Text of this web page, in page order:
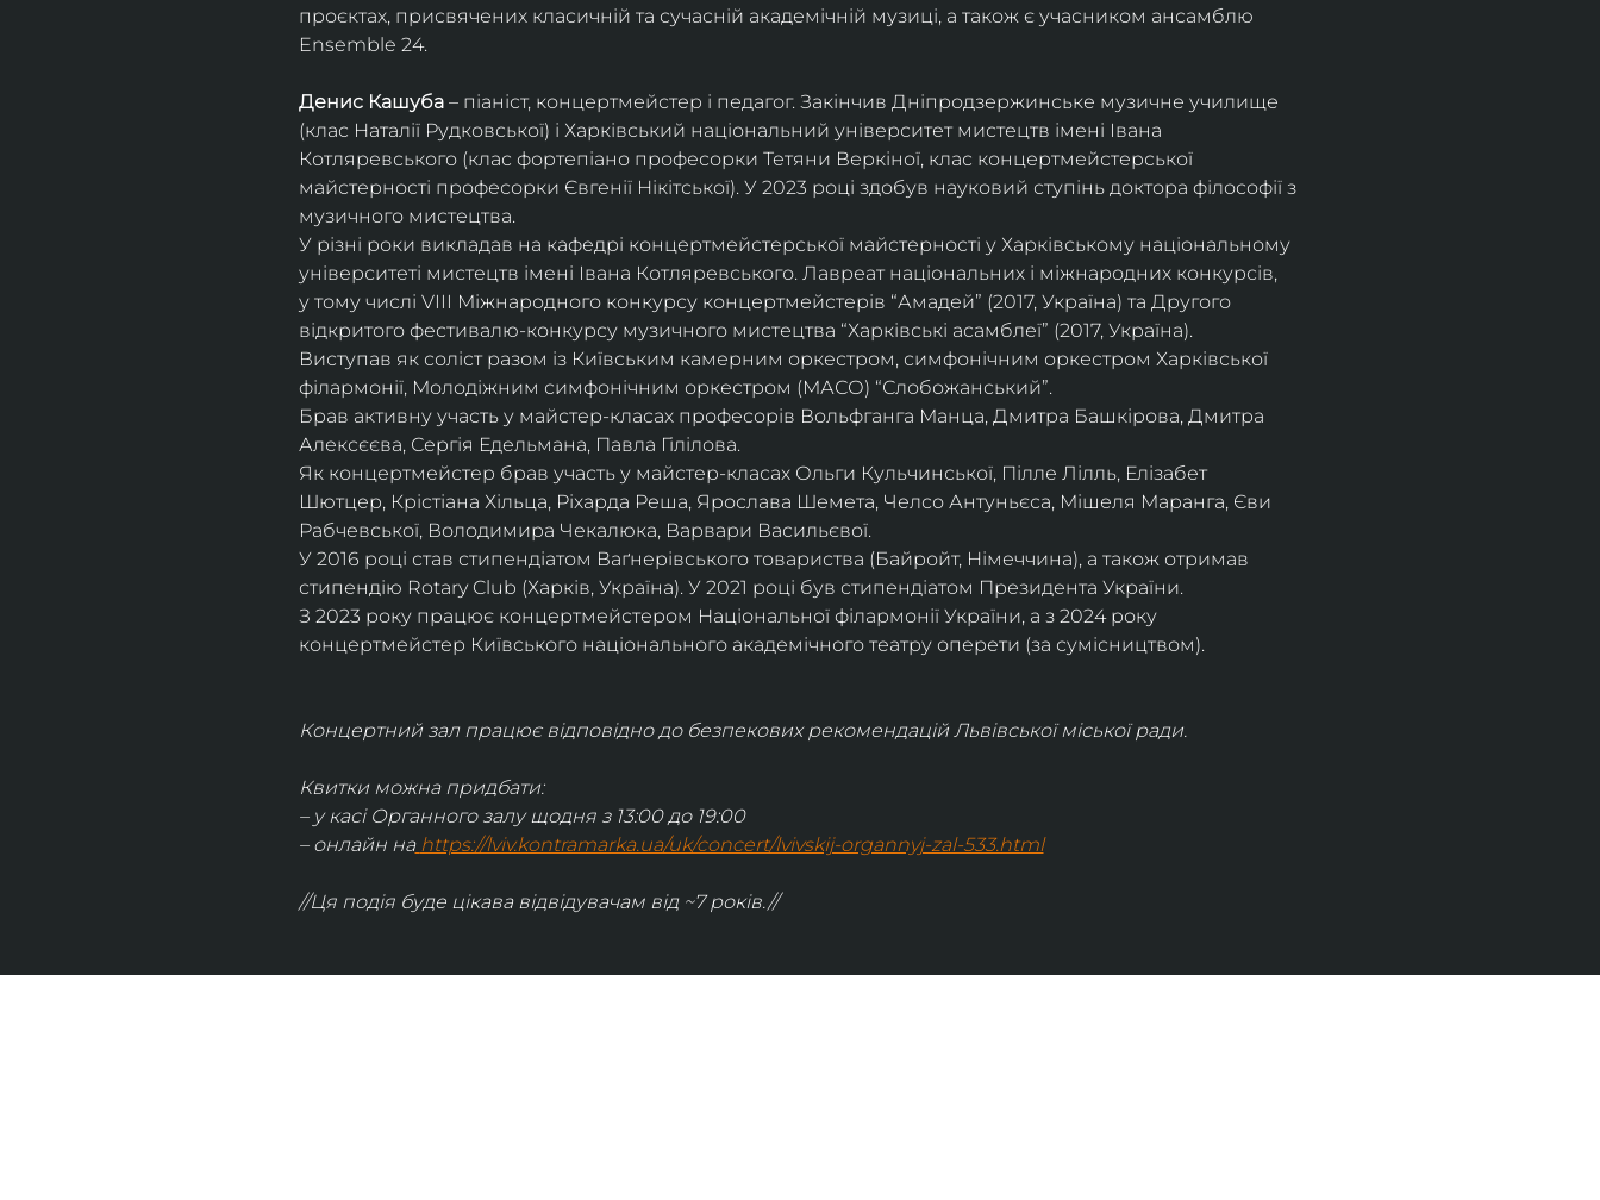
проєктах, присвячених класичній та сучасній академічній музиці, а також є учасником ансамблю
Ensemble 24.
Денис Кашуба – піаніст, концертмейстер і педагог. Закінчив Дніпродзержинське музичне училище
(клас Наталії Рудковської) і Харківський національний університет мистецтв імені Івана
Котляревського (клас фортепіано професорки Тетяни Веркіної, клас концертмейстерської
майстерності професорки Євгенії Нікітської). У 2023 році здобув науковий ступінь доктора філософії з
музичного мистецтва.
У різні роки викладав на кафедрі концертмейстерської майстерності у Харківському національному
університеті мистецтв імені Івана Котляревського. Лавреат національних і міжнародних конкурсів,
у тому числі VIII Міжнародного конкурсу концертмейстерів “Амадей” (2017, Україна) та Другого
відкритого фестивалю-конкурсу музичного мистецтва “Харківські асамблеї” (2017, Україна).
Виступав як соліст разом із Київським камерним оркестром, симфонічним оркестром Харківської
філармонії, Молодіжним симфонічним оркестром (МАСО) “Слобожанський”.
Брав активну участь у майстер-класах професорів Вольфганга Манца, Дмитра Башкірова, Дмитра
Алексєєва, Сергія Едельмана, Павла Гілілова.
Як концертмейстер брав участь у майстер-класах Ольги Кульчинської, Пілле Лілль, Елізабет
Шютцер, Крістіана Хільца, Ріхарда Реша, Ярослава Шемета, Челсо Антуньєса, Мішеля Маранга, Єви
Рабчевської, Володимира Чекалюка, Варвари Васильєвої.
У 2016 році став стипендіатом Ваґнерівського товариства (Байройт, Німеччина), а також отримав
стипендію Rotary Club (Харків, Україна). У 2021 році був стипендіатом Президента України.
З 2023 року працює концертмейстером Національної філармонії України, а з 2024 року
концертмейстер Київського національного академічного театру оперети (за сумісництвом).
Концертний зал працює відповідно до безпекових рекомендацій Львівської міської ради.
Квитки можна придбати:
– у касі Органного залу щодня з 13:00 до 19:00
– онлайн на https://lviv.kontramarka.ua/uk/concert/lvivskij-organnyj-zal-533.html
//Ця подія буде цікава відвідувачам від ~7 років.//